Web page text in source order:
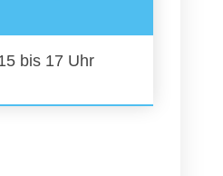
bis 17 Uhr